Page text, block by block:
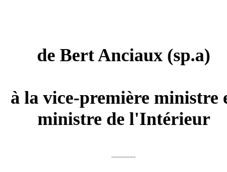
deBert Anciaux (sp.a)
à la vice-première ministre
ministre de l'Intérieur